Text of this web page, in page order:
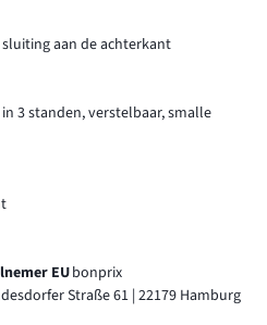
aan de achterkant
3 standen, verstelbaar, smalle
EUbonprix
Straße 61 | 22179 Hamburg